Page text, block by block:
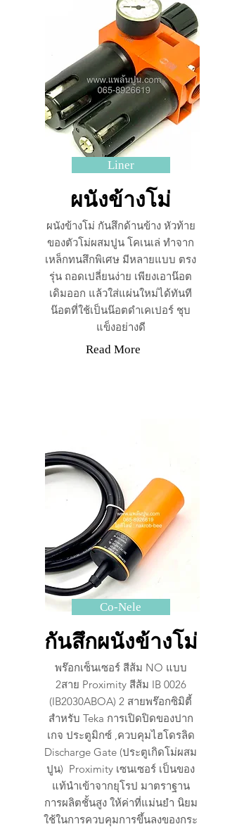
Liner
ผนังข้างโม่
ผนังข้างโม่ กันสึกด้านข้าง หัวท้าย
ของตัวโม่ผสมปูน โคเนเล่ ทำจาก
เหล็กทนสึกพิเศษ มีหลายแบบ ตรง
รุ่น ถอดเปลี่ยนง่าย เพียงเอาน๊อต
เดิมออก แล้วใส่แผ่นใหม่ได้ทันที
น๊อตที่ใช้เป็นน๊อตดำเคเปอร์ ชุบ
แข็งอย่างดี
Read More
Co-Nele
กันสึกผนังข้างโม่
พร๊อกเซ็นเซอร์ สีส้ม NO แบบ
2สาย Proximity สีส้ม IB 0026
(IB2030ABOA) 2 สายพร๊อกซิมิตี้
สำหรับ Teka การเปิดปิดของปาก
เกจ ประตูมิกซ์ ,ควบคุมไฮโดรลิด
Discharge Gate (ประตูเกิดโม่ผสม
ปูน) Proximity เซนเซอร์ เป็นของ
แท้นำเข้าจากยุโรป มาตราฐาน
การผลิตชั้นสูง ให้ค่าที่แม่นยำ นิยม
ใช้ในการควบคุมการขึ้นลงของกระ